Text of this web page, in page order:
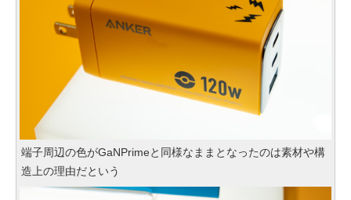
端子周辺の色がGaNPrimeと同様なままとなったのは素材や構
造上の理由だという